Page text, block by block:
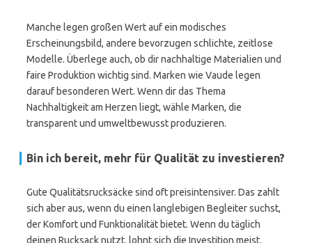
Manche legen großen Wert auf ein modisches
Erscheinungsbild, andere bevorzugen schlichte, zeitlose
Modelle. Überlege auch, ob dir nachhaltige Materialien und
faire Produktion wichtig sind. Marken wie Vaude legen
darauf besonderen Wert. Wenn dir das Thema
Nachhaltigkeit am Herzen liegt, wähle Marken, die
transparent und umweltbewusst produzieren.
Bin ich bereit, mehr für Qualität zu investieren?
Gute Qualitätsrucksäcke sind oft preisintensiver. Das zahlt
sich aber aus, wenn du einen langlebigen Begleiter suchst,
der Komfort und Funktionalität bietet. Wenn du täglich
deinen Rucksack nutzt, lohnt sich die Investition meist.